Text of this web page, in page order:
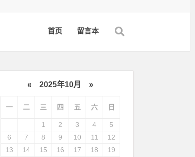
首页 留言本
« 2025年10月 »
一 二 三 四 五 六 日
1 2 3 4
5
6
7 8 9 10 11
12
13
14 15 16 17 18
19